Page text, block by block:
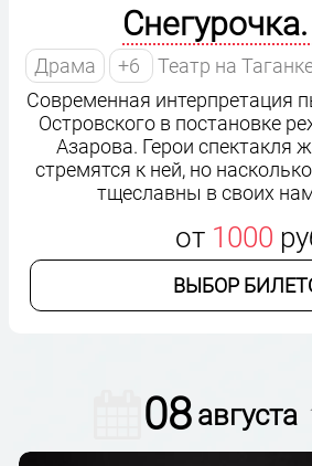
Драма +6
Театр на
Современная интерпретация
Островского в постановке
Азарова. Герои спектакля
стремятся к ней, но
тщеславны в своих
от 1000
ВЫБОР
08 августа